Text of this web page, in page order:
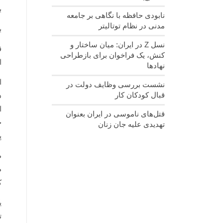
نابودی حافظه با نگاهی بر جامعه
مدنی در نظام توتالیتر
نسل‌ Z در ایران: میان ساختار و
کنش، یک فراخوان برای بازطراحی
نهادها
نشست بررسی وظایف دولت در
قبال کودکان کار
قتل‌های ناموسی در ایران بعنوان
تهدیدی علیه جان زنان